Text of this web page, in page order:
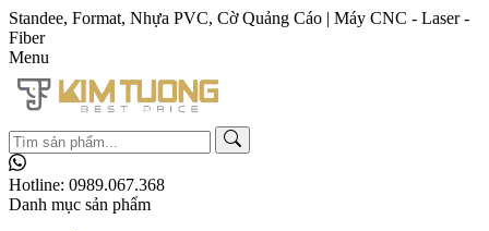
Standee, Format, Nhựa PVC, Cờ Quảng Cáo | Máy CNC - Laser -
Fiber
Menu
Hotline: 0989.067.368
Danh mục sản phẩm